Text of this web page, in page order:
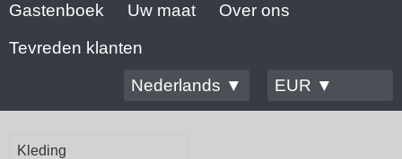
Gastenboek
Uw maat
Over ons
Tevreden klanten
Nederlands ▼
EUR ▼
Kleding